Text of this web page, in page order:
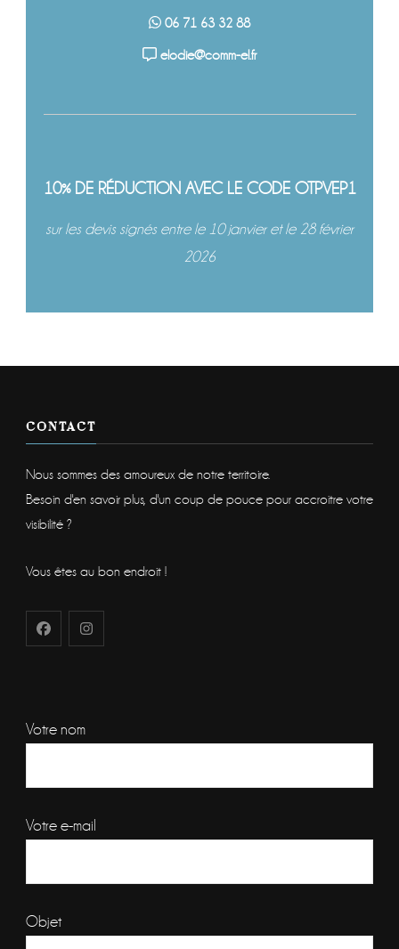
06 71 63 32 88
elodie@comm-el.fr
10% DE RÉDUCTION AVEC LE CODE OTPVEP1
sur les devis signés entre le 10 janvier et le 28 février
2026
CONTACT
Nous sommes des amoureux de notre territoire.
Besoin d'en savoir plus, d'un coup de pouce pour accroitre votre
visibilité ?
Vous êtes au bon endroit !
Votre nom
Votre e-mail
Objet